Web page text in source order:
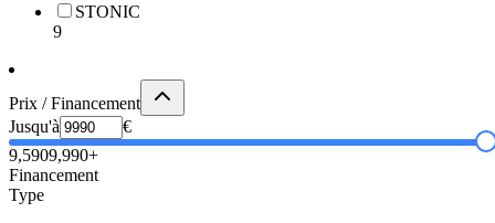
STONIC
9
Prix / Financement
Jusqu'à
€
9,5909,990+
Financement
Type